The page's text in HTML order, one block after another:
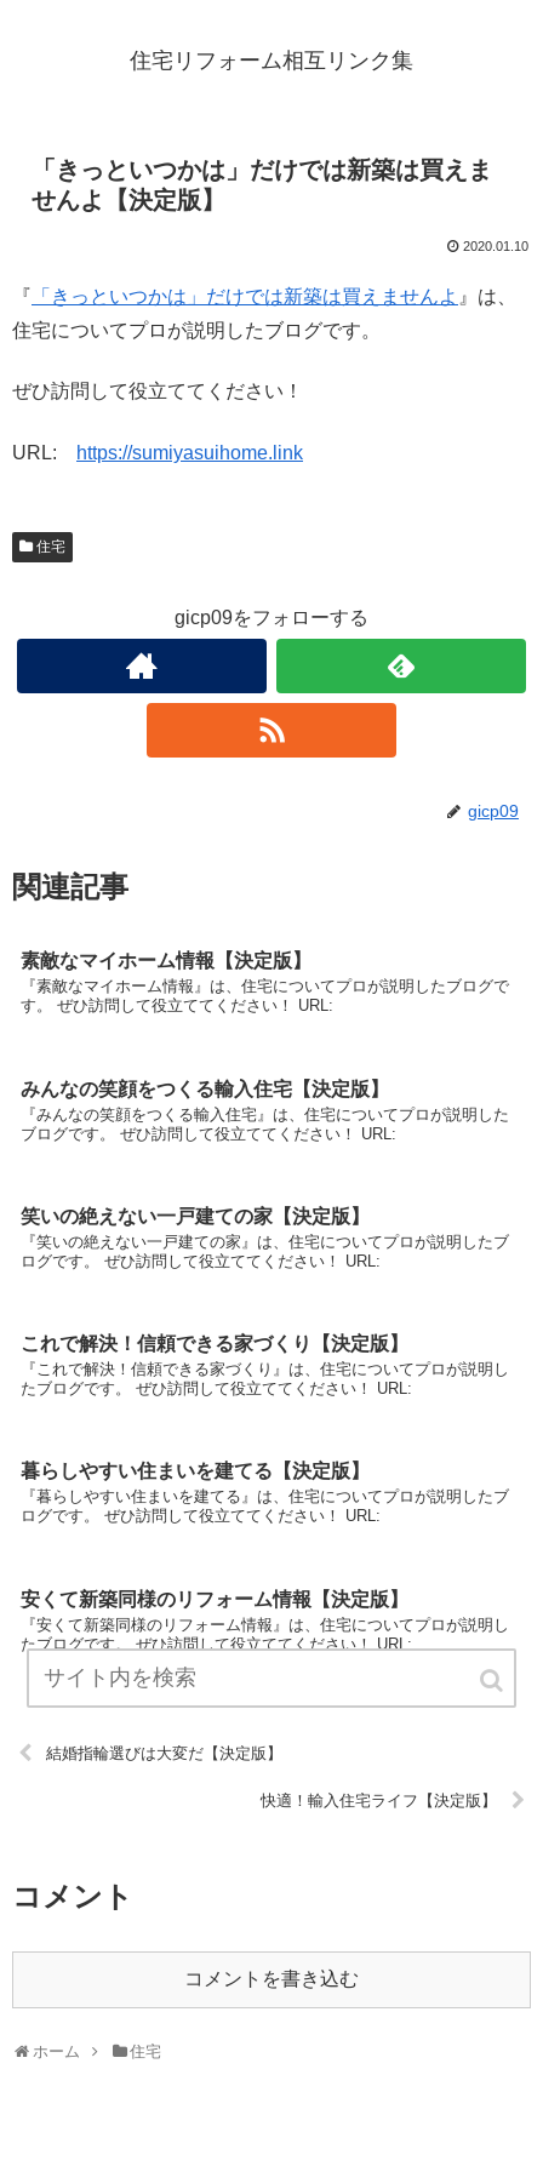
住宅リフォーム相互リンク集
「きっといつかは」だけでは新築は買えま
せんよ【決定版】
2020.01.10
『 「きっといつかは」だけでは新築は買えませんよ 』は、
住宅についてプロが説明したブログです。
ぜひ訪問して役立ててください！
URL: https://sumiyasuihome.link
住宅
gicp09をフォローする
gicp09
関連記事
素敵なマイホーム情報【決定版】
『素敵なマイホーム情報』は、住宅についてプロが説明したブログで
す。 ぜひ訪問して役立ててください！ URL:
みんなの笑顔をつくる輸入住宅【決定版】
『みんなの笑顔をつくる輸入住宅』は、住宅についてプロが説明した
ブログです。 ぜひ訪問して役立ててください！ URL:
笑いの絶えない一戸建ての家【決定版】
『笑いの絶えない一戸建ての家』は、住宅についてプロが説明したブ
ログです。 ぜひ訪問して役立ててください！ URL:
これで解決！信頼できる家づくり【決定版】
『これで解決！信頼できる家づくり』は、住宅についてプロが説明し
たブログです。 ぜひ訪問して役立ててください！ URL:
暮らしやすい住まいを建てる【決定版】
『暮らしやすい住まいを建てる』は、住宅についてプロが説明したブ
ログです。 ぜひ訪問して役立ててください！ URL:
安くて新築同様のリフォーム情報【決定版】
『安くて新築同様のリフォーム情報』は、住宅についてプロが説明し
たブログです。 ぜひ訪問して役立ててください！ URL:
結婚指輪選びは大変だ【決定版】
快適！輸入住宅ライフ【決定版】
コメント
コメントを書き込む
ホーム 住宅